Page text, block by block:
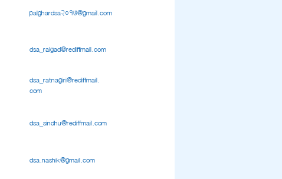
palghardsa2017@gmail.com
dsa_raigad@rediffmail.com
dsa_ratnagiri@rediffmail.
com
dsa_sindhu@rediffmail.com
dsa.nashik@gmail.com